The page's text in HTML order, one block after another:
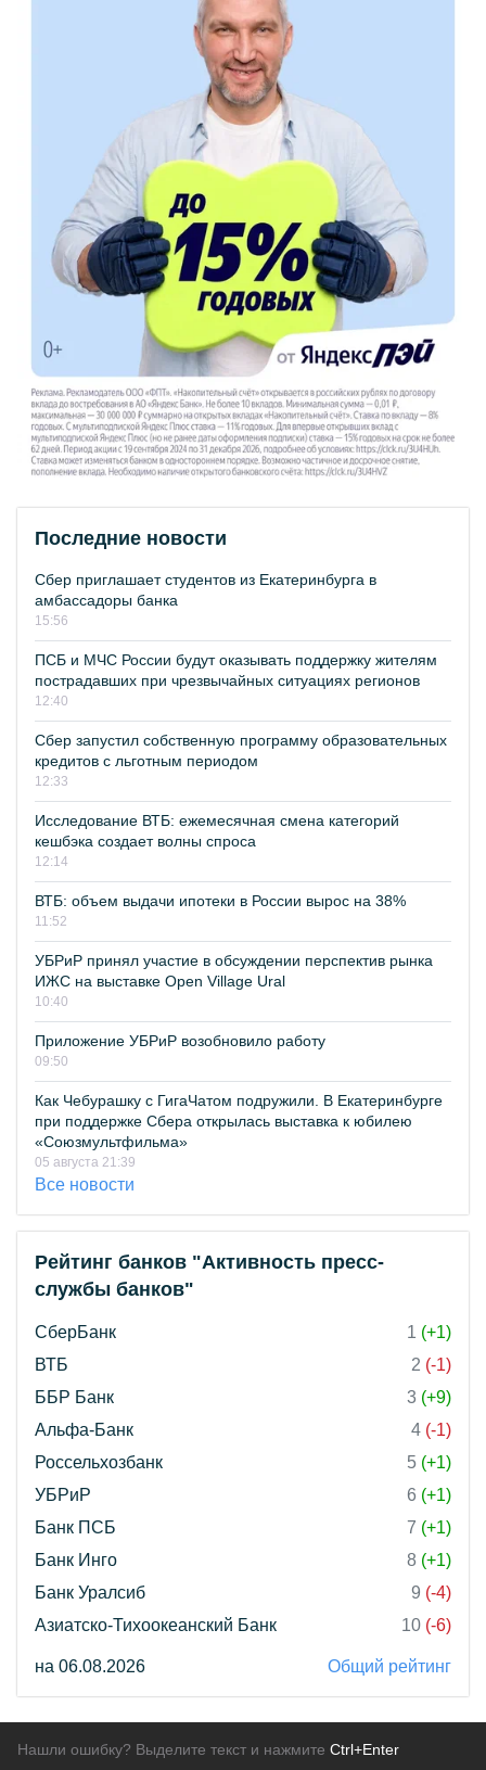
Последние новости
Сбер приглашает студентов из Екатеринбурга в
амбассадоры банка
15:56
ПСБ и МЧС России будут оказывать поддержку жителям
пострадавших при чрезвычайных ситуациях регионов
12:40
Сбер запустил собственную программу образовательных
кредитов с льготным периодом
12:33
Исследование ВТБ: ежемесячная смена категорий
кешбэка создает волны спроса
12:14
ВТБ: объем выдачи ипотеки в России вырос на 38%
11:52
УБРиР принял участие в обсуждении перспектив рынка
ИЖС на выставке Open Village Ural
10:40
Приложение УБРиР возобновило работу
09:50
Как Чебурашку с ГигаЧатом подружили. В Екатеринбурге
при поддержке Сбера открылась выставка к юбилею
«Союзмультфильма»
05 августа 21:39
Все новости
Рейтинг банков "Активность пресс-
службы банков"
СберБанк 1 (+1)
ВТБ
2 (-1)
ББР Банк
3 (+9)
Альфа-Банк
4 (-1)
Россельхозбанк
5 (+1)
УБРиР
6 (+1)
Банк ПСБ
7 (+1)
Банк Инго
8 (+1)
Банк Уралсиб
9 (-4)
Азиатско-Тихоокеанский Банк
10 (-6)
на 06.08.2026 Общий рейтинг
Нашли ошибку? Выделите текст и нажмите Ctrl+Enter